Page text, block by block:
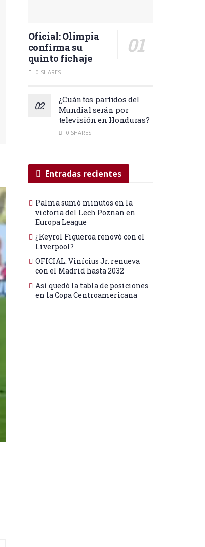
Oficial: Olimpia
confirma su
quinto fichaje
0 SHARES
¿Cuántos partidos del
Mundial serán por
televisión en Honduras?
0 SHARES
Entradas recientes
Palma sumó minutos en la
victoria del Lech Poznan en
Europa League
¿Keyrol Figueroa renovó con el
Liverpool?
OFICIAL: Vinícius Jr. renueva
con el Madrid hasta 2032
Así quedó la tabla de posiciones
en la Copa Centroamericana